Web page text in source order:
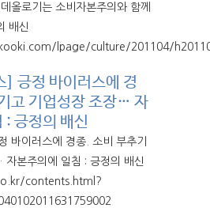
올로기는 소비자본주의와 함께
배신
lpage/culture/201104/
] 긍정 바이러스에 경
고 기업성장 조장… 자
: 긍정의 배신
바이러스에 경종. 소비 부추기
본주의에 일침 : 긍정의 배신
contents.html?